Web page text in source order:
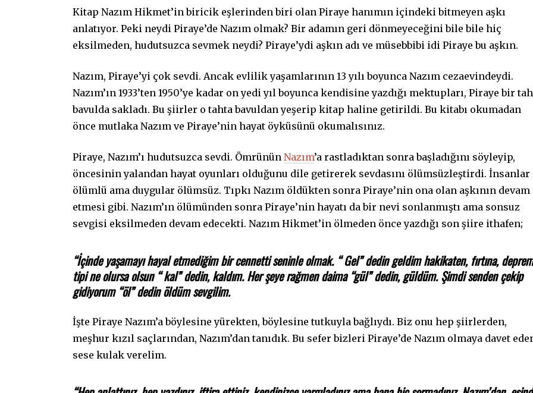
Kitap Nazım Hikmet’in biricik eşlerinden biri olan Piraye hanımın içindeki bitmeyen aşkı
anlatıyor. Peki neydi Piraye’de Nazım olmak? Bir adamın geri dönmeyeceğini bile bile hiç
eksilmeden, hudutsuzca sevmek neydi? Piraye’ydi aşkın adı ve müsebbibi idi Piraye bu aşkın.
Nazım, Piraye’yi çok sevdi. Ancak evlilik yaşamlarının 13 yılı boyunca Nazım cezaevindeydi.
Nazım’ın 1933’ten 1950’ye kadar on yedi yıl boyunca kendisine yazdığı mektupları, Piraye bir
bavulda sakladı. Bu şiirler o tahta bavuldan yeşerip kitap haline getirildi. Bu kitabı okumadan
önce mutlaka Nazım ve Piraye’nin hayat öyküsünü okumalısınız.
Piraye, Nazım’ı hudutsuzca sevdi. Ömrünün Nazım’a rastladıktan sonra başladığını söyleyip,
öncesinin yalandan hayat oyunları olduğunu dile getirerek sevdasını ölümsüzleştirdi. İnsanlar
ölümlü ama duygular ölümsüz. Tıpkı Nazım öldükten sonra Piraye’nin ona olan aşkının devam
etmesi gibi. Nazım’ın ölümünden sonra Piraye’nin hayatı da bir nevi sonlanmıştı ama sonsuz
sevgisi eksilmeden devam edecekti. Nazım Hikmet’in ölmeden önce yazdığı son şiire ithafen;
“İçinde yaşamayı hayal etmediğim bir cennetti seninle olmak. “ Gel” dedin geldim hakikaten, fırtına,
tipi ne olursa olsun “ kal” dedin, kaldım. Her şeye rağmen daima “gül” dedin, güldüm. Şimdi senden çekip
gidiyorum “öl” dedin öldüm sevgilim.
İşte Piraye Nazım’a böylesine yürekten, böylesine tutkuyla bağlıydı. Biz onu hep şiirlerden,
meşhur kızıl saçlarından, Nazım’dan tanıdık. Bu sefer bizleri Piraye’de Nazım olmaya davet
sese kulak verelim.